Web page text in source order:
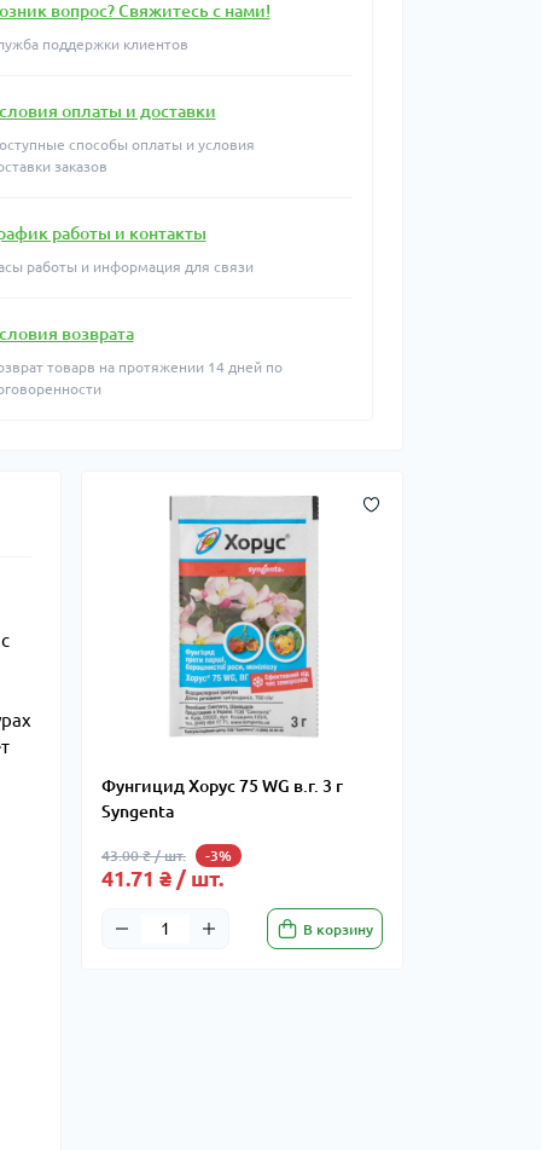
вопрос? Свяжитесь с нами!
поддержки клиентов
оплаты и доставки
способы оплаты и условия
заказов
работы и контакты
работы и информация для связи
возврата
товарв на протяжении 14 дней по
Фунгицид Хорус 75 WG в.г. 3 г
Syngenta
43.00 ₴ / шт. -3%
41.71 ₴ / шт.
В корзину